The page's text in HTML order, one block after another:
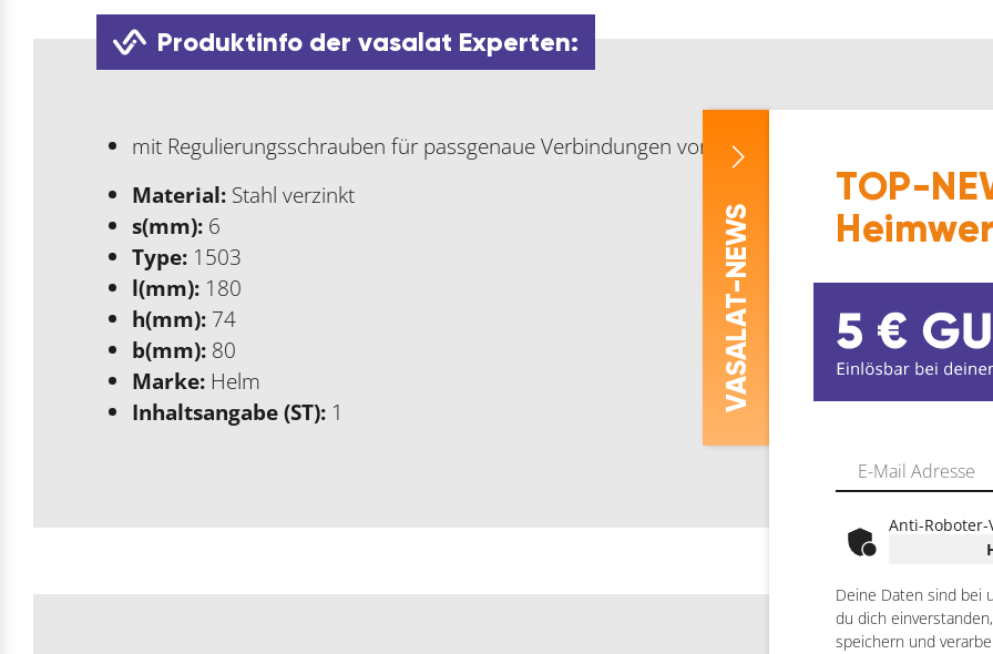
Produktinfo der vasalat Experten:
mit Regulierungsschrauben für passgenaue Verbindungen von zwei Schienen
Material: Stahl verzinkt
s(mm): 6
Type: 1503
l(mm): 180
h(mm): 74
b(mm): 80
Marke: Helm
Inhaltsangabe (ST): 1 V
ASALAT
-NEWS
TOP-
Anti-
Deine Daten sind bei
du dich
speichern und